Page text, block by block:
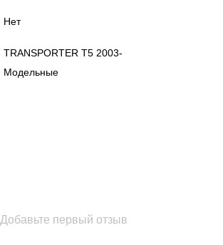
Нет
TRANSPORTER T5 2003-
Модельные
Добавьте первый отзыв